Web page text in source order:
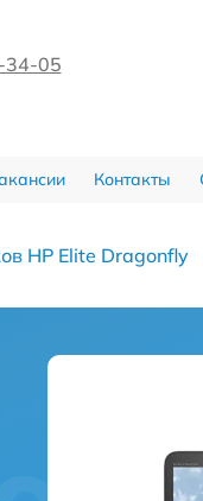
34-05
Контакты
HP Elite Dragonfly